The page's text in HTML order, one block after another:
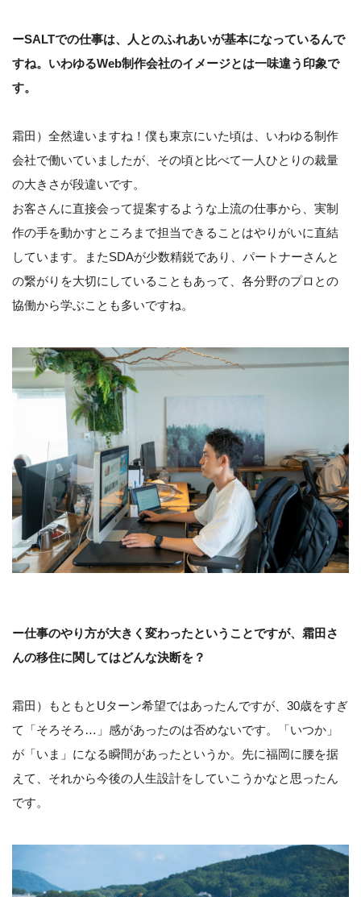
ーSALTでの仕事は、人とのふれあいが基本になっているんで
すね。いわゆるWeb制作会社のイメージとは一味違う印象で
す。
霜田）全然違いますね！僕も東京にいた頃は、いわゆる制作
会社で働いていましたが、その頃と比べて一人ひとりの裁量
の大きさが段違いです。
お客さんに直接会って提案するような上流の仕事から、実制
作の手を動かすところまで担当できることはやりがいに直結
しています。またSDAが少数精鋭であり、パートナーさんと
の繋がりを大切にしていることもあって、各分野のプロとの
協働から学ぶことも多いですね。
ー仕事のやり方が大きく変わったということですが、霜田さ
んの移住に関してはどんな決断を？
霜田）もともとUターン希望ではあったんですが、30歳をすぎ
て「そろそろ…」感があったのは否めないです。「いつか」
が「いま」になる瞬間があったというか。先に福岡に腰を据
えて、それから今後の人生設計をしていこうかなと思ったん
です。